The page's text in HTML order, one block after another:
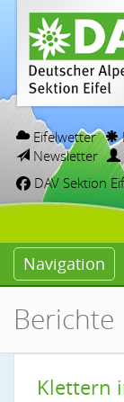
Eifelwetter
Newsletter
DAV Sektion
Navigation
Berichte
Klettern